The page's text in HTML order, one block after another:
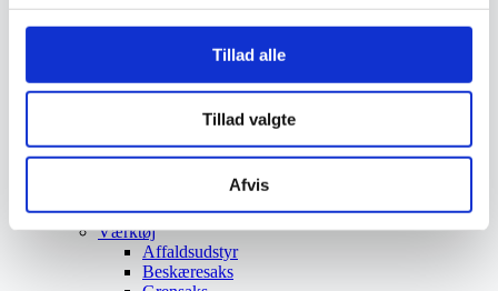
Tillad alle
Tillad valgte
Afvis
Ozonmaskiner
Trafiksikkerhed
Afspærring
Trafikspejle
Vejbump
Vejmarkering
Vejmaling
Vedligeholdelsesprodukter
Værktøj
Affaldsudstyr
Beskæresaks